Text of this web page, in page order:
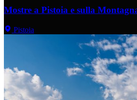
Mostre a Pistoia e sulla
Pistoia